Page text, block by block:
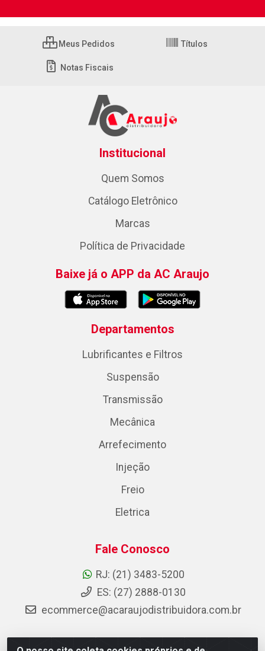
Meus Pedidos Títulos
Notas Fiscais
Institucional
Quem Somos
Catálogo Eletrônico
Marcas
Política de Privacidade
Baixe já o APP da AC Araujo
Departamentos
Lubrificantes e Filtros
Suspensão
Transmissão
Mecânica
Arrefecimento
Injeção
Freio
Eletrica
Fale Conosco
RJ: (21) 3483-5200
ES: (27) 2888-0130
ecommerce@acaraujodistribuidora.com.br